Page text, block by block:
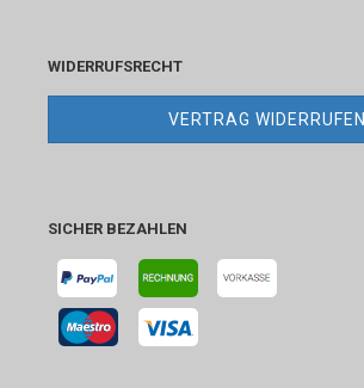
WIDERRUFSRECHT
VERTRAG WIDERRUFEN
SICHER BEZAHLEN